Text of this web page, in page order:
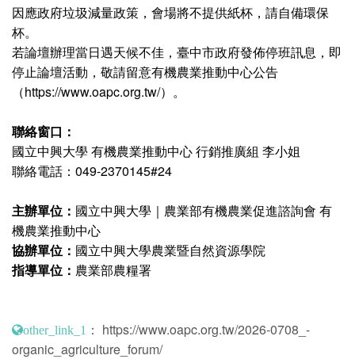
因應政府垃圾減量政策，會場將不提供紙杯，請自備環保
杯。
若論壇辦理當日遇天候不佳，臺中市政府發佈停班訊息，即
停止論壇活動，敬請留意有機農業推動中心公告
（https://www.oapc.org.tw/）。
聯絡窗口：
國立中興大學 有機農業推動中心 行銷推廣組 李小姐
聯絡電話：049-2370145#24
主辦單位： 國立中興大學｜農業部有機農業促進諮詢會 有
機農業推動中心
協辦單位： 國立中興大學農業暨自然資源學院
指導單位： 農業部農糧署
other_link_1 ： https://www.oapc.org.tw/2026-0708_-
organic_agriculture_forum/